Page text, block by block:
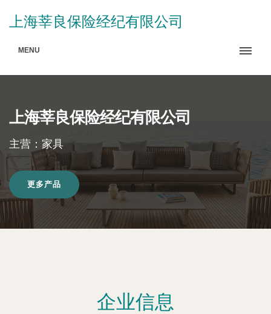
上海莘良保险经纪有限公司
MENU
上海莘良保险经纪有限公司
主营：家具
更多产品
企业信息